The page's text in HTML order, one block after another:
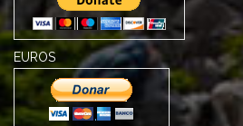
EUROS